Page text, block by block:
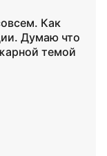
Как
Думаю что
темой